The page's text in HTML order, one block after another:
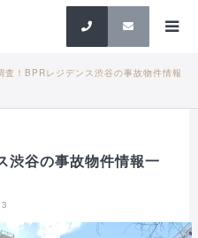
検索
査！BPRレジデンス渋谷の事故物件情報
渋谷の事故物件情報一